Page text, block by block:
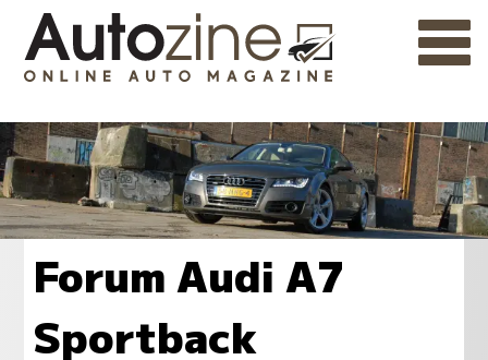
Forum Audi A7
Sportback